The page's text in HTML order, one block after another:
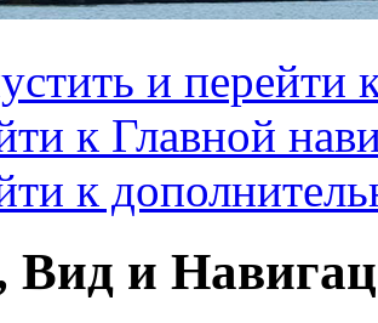
и перейти
к Главной
к
Вид и